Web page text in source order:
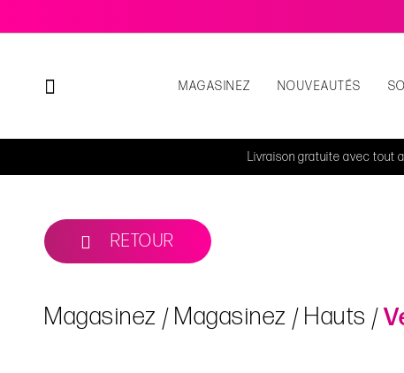
MAGASINEZ NOUVEAUTÉS
Livraison gratuite avec tout
RETOUR
Magasinez Magasinez Hauts